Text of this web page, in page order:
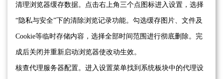
清理浏览器缓存数据。点击右上角三个点图标进入设置，选择
“隐私与安全”下的清除浏览记录功能。勾选缓存图片、文件及
Cookie等临时存储内容，选择全部时间范围进行彻底删除。完
成后关闭并重新启动浏览器使改动生效。
核查代理服务器配置。进入设置菜单找到系统板块中的代理设